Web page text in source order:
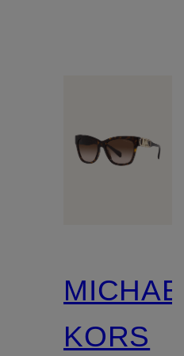
MICHAEL
KORS